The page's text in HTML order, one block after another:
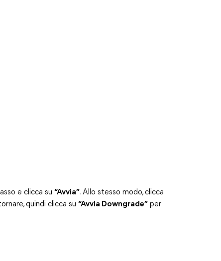
e clicca su “Avvia”. Allo stesso modo, clicca
quindi clicca su “Avvia Downgrade” per